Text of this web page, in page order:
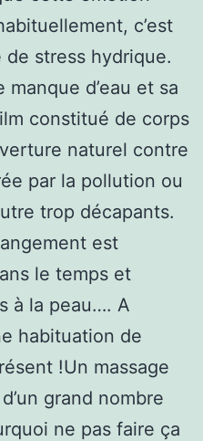
c’est
de stress hydrique.
manque d’eau et sa
constitué de corps
naturel contre
par la pollution ou
trop décapants.
est
le temps et
à la peau…. A
habituation de
!Un massage
grand nombre
ne pas faire ça